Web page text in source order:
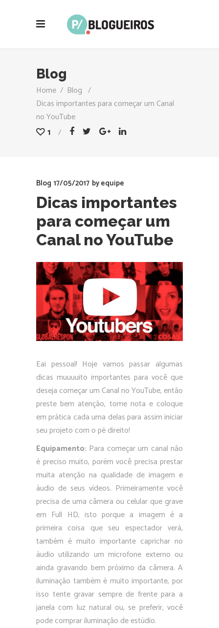
Blog
Home / Blog /
Dicas importantes para começar um Canal
no YouTube
1
Blog 17/05/2017 byequipe
Dicas importantes
para começar um
Canal no YouTube
Eai pessoal! Hoje vamos passar algumas
dicas muuuuito importantes para você que
deseja começar um Canal no YouTube, então
preste bem atenção, tome nota e coloque
em prática cada uma delas para assim iniciar
seu projeto com o pé direito!
Equipamento: Para começar um canal não
é preciso muito, porém você precisa prestar
muita atenção na qualidade de imagem e
áudio de seus vídeos. Primeiramente você
precisa de uma câmera ou celular que grave
em Full HD, isto porque a imagem é a
primeira coisa que seu espectador verá,
também é muito importante caprichar no
áudio utilizando um microfone externo ou
ainda gravando bem próximo da câmera. A
iluminação também é muito importante, por
isso tente gravar sempre de frente para a
janela com luz natural ou, se preferir, você
pode comprar iluminação de estúdio.